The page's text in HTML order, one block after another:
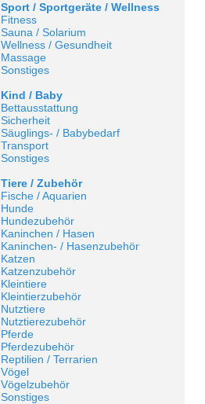
Sport / Sportgeräte / Wellness
Fitness
Sauna / Solarium
Wellness / Gesundheit
Massage
Sonstiges
Kind / Baby
Bettausstattung
Sicherheit
Säuglings- / Babybedarf
Transport
Sonstiges
Tiere / Zubehör
Fische / Aquarien
Hunde
Hundezubehör
Kaninchen / Hasen
Kaninchen- / Hasenzubehör
Katzen
Katzenzubehör
Kleintiere
Kleintierzubehör
Nutztiere
Nutztierezubehör
Pferde
Pferdezubehör
Reptilien / Terrarien
Vögel
Vögelzubehör
Sonstiges